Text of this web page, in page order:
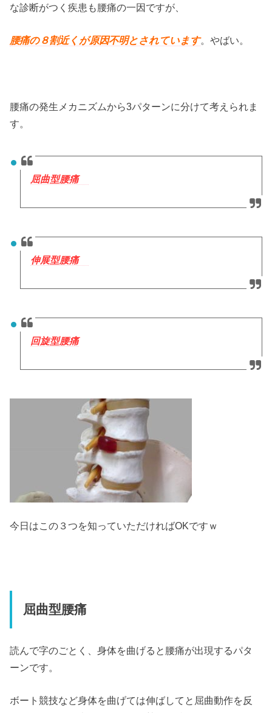
な診断がつく疾患も腰痛の一因ですが、
腰痛の８割近くが原因不明とされています。やばい。
腰痛の発生メカニズムから3パターンに分けて考えられま
す。
屈曲型腰痛
伸展型腰痛
回旋型腰痛
今日はこの３つを知っていただければOKですｗ
屈曲型腰痛
読んで字のごとく、身体を曲げると腰痛が出現するパタ
ーンです。
ボート競技など身体を曲げては伸ばしてと屈曲動作を反